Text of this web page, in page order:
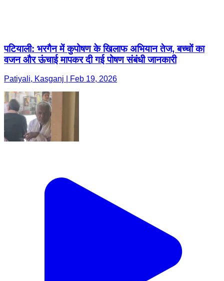
पटियाली: भरगैन में कुपोषण के खिलाफ अभियान तेज, बच्चों का
वजन और ऊंचाई मापकर दी गई पोषण संबंधी जानकारी
Patiyali, Kasganj | Feb 19, 2026